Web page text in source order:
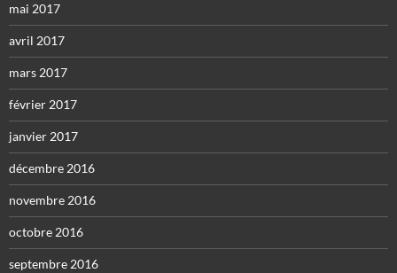
mai 2017
avril 2017
mars 2017
février 2017
janvier 2017
décembre 2016
novembre 2016
octobre 2016
septembre 2016